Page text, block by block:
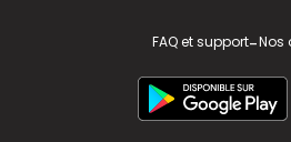
FAQ et support-Nos